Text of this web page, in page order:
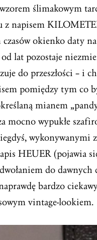
ślimakowym
z napisem
czasów okienko daty
lat pozostaje
do przeszłości – i
pomiędzy tym co
mianem
mocno wypukłe
wykonywanymi
HEUER (pojawia
do
bardzo
vintage-lookiem.